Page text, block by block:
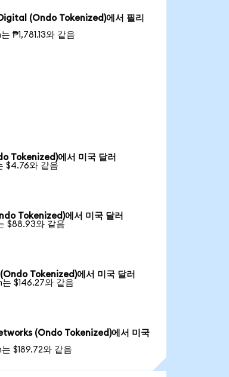
(Ondo Tokenized)에서 필리
₱1,781.13와 같음
Tokenized)에서 미국 달러
$4.76와 같음
Tokenized)에서 미국 달러
$88.93와 같음
Tokenized)에서 미국 달러
는 $146.27와 같음
(Ondo Tokenized)에서 미국
$189.72와 같음